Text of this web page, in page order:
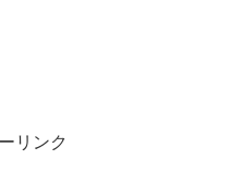
リンク